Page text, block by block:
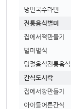
냉면국수라면
전통음식별미
집에서떡만들기
별미별식
명절음식전통음식
간식도시락
집에서빵만들기
아이들어른간식